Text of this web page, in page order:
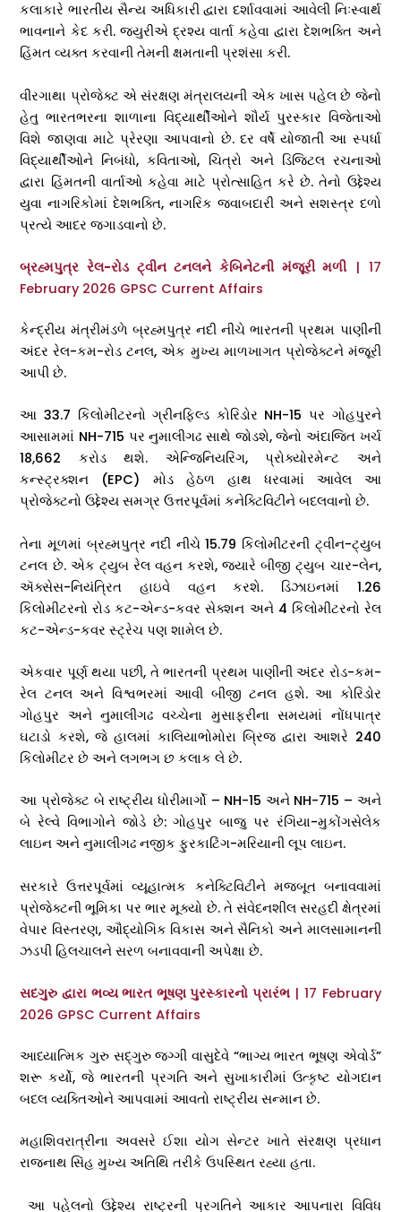
કલાકારે ભારતીય સૈન્ય અધિકારી દ્વારા દર્શાવવામાં આવેલી નિઃસ્વાર્થ
ભાવનાને કેદ કરી. જ્યુરીએ દ્રશ્ય વાર્તા કહેવા દ્વારા દેશભક્તિ અને
હિંમત વ્યક્ત કરવાની તેમની ક્ષમતાની પ્રશંસા કરી.
વીરગાથા પ્રોજેક્ટ એ સંરક્ષણ મંત્રાલયની એક ખાસ પહેલ છે જેનો
હેતુ ભારતભરના શાળાના વિદ્યાર્થીઓને શૌર્ય પુરસ્કાર વિજેતાઓ
વિશે જાણવા માટે પ્રેરણા આપવાનો છે. દર વર્ષે યોજાતી આ સ્પર્ધા
વિદ્યાર્થીઓને નિબંધો, કવિતાઓ, ચિત્રો અને ડિજિટલ રચનાઓ
દ્વારા હિંમતની વાર્તાઓ કહેવા માટે પ્રોત્સાહિત કરે છે. તેનો ઉદ્દેશ્ય
યુવા નાગરિકોમાં દેશભક્તિ, નાગરિક જવાબદારી અને સશસ્ત્ર દળો
પ્રત્યે આદર જગાડવાનો છે.
બ્રહ્મપુત્ર રેલ-રોડ ટ્વીન ટનલને કેબિનેટની મંજૂરી મળી| 17
February 2026 GPSC Current Affairs
કેન્દ્રીય મંત્રીમંડળે બ્રહ્મપુત્ર નદી નીચે ભારતની પ્રથમ પાણીની
અંદર રેલ-કમ-રોડ ટનલ, એક મુખ્ય માળખાગત પ્રોજેક્ટને મંજૂરી
આપી છે.
આ 33.7 કિલોમીટરનો ગ્રીનફિલ્ડ કોરિડોર NH-15 પર ગોહપુરને
આસામમાં NH-715 પર નુમાલીગઢ સાથે જોડશે, જેનો અંદાજિત ખર્ચ
₹18,662 કરોડ થશે. એન્જિનિયરિંગ, પ્રોક્યોરમેન્ટ અને
કન્સ્ટ્રક્શન (EPC) મોડ હેઠળ હાથ ધરવામાં આવેલ આ
પ્રોજેક્ટનો ઉદ્દેશ્ય સમગ્ર ઉત્તરપૂર્વમાં કનેક્ટિવિટીને બદલવાનો છે.
તેના મૂળમાં બ્રહ્મપુત્ર નદી નીચે 15.79 કિલોમીટરની ટ્વીન-ટ્યુબ
ટનલ છે. એક ટ્યુબ રેલ વહન કરશે, જ્યારે બીજી ટ્યુબ ચાર-લેન,
ઍક્સેસ-નિયંત્રિત હાઇવે વહન કરશે. ડિઝાઇનમાં 1.26
કિલોમીટરનો રોડ કટ-એન્ડ-કવર સેક્શન અને 4 કિલોમીટરનો રેલ
કટ-એન્ડ-કવર સ્ટ્રેચ પણ શામેલ છે.
એકવાર પૂર્ણ થયા પછી, તે ભારતની પ્રથમ પાણીની અંદર રોડ-કમ-
રેલ ટનલ અને વિશ્વભરમાં આવી બીજી ટનલ હશે. આ કોરિડોર
ગોહપુર અને નુમાલીગઢ વચ્ચેના મુસાફરીના સમયમાં નોંધપાત્ર
ઘટાડો કરશે, જે હાલમાં કાલિયાભોમોરા બ્રિજ દ્વારા આશરે 240
કિલોમીટર છે અને લગભગ છ કલાક લે છે.
આ પ્રોજેક્ટ બે રાષ્ટ્રીય ધોરીમાર્ગો – NH-15 અને NH-715 – અને
બે રેલ્વે વિભાગોને જોડે છે: ગોહપુર બાજુ પર રંગિયા-મુકોંગસેલેક
લાઇન અને નુમાલીગઢ નજીક ફુરકાટિંગ-મરિયાની લૂપ લાઇન.
સરકારે ઉત્તરપૂર્વમાં વ્યૂહાત્મક કનેક્ટિવિટીને મજબૂત બનાવવામાં
પ્રોજેક્ટની ભૂમિકા પર ભાર મૂક્યો છે. તે સંવેદનશીલ સરહદી ક્ષેત્રમાં
વેપાર વિસ્તરણ, ઔદ્યોગિક વિકાસ અને સૈનિકો અને માલસામાનની
ઝડપી હિલચાલને સરળ બનાવવાની અપેક્ષા છે.
સદગુરુ દ્વારા ભવ્ય ભારત ભૂષણ પુરસ્કારનો પ્રારંભ| 17 February
2026 GPSC Current Affairs
આધ્યાત્મિક ગુરુ સદ્ગુરુ જગ્ગી વાસુદેવે “ભાગ્ય ભારત ભૂષણ એવોર્ડ”
શરૂ કર્યો, જે ભારતની પ્રગતિ અને સુખાકારીમાં ઉત્કૃષ્ટ યોગદાન
બદલ વ્યક્તિઓને આપવામાં આવતો રાષ્ટ્રીય સન્માન છે.
મહાશિવરાત્રીના અવસરે ઈશા યોગ સેન્ટર ખાતે સંરક્ષણ પ્રધાન
રાજનાથ સિંહ મુખ્ય અતિથિ તરીકે ઉપસ્થિત રહ્યા હતા.
આ પહેલનો ઉદ્દેશ્ય રાષ્ટ્રની પ્રગતિને આકાર આપનારા વિવિધ